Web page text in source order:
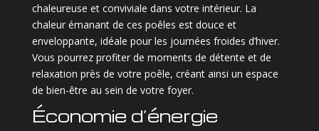
chaleureuse et conviviale dans votre intérieur. La
chaleur émanant de ces poêles est douce et
enveloppante, idéale pour les journées froides d’hiver.
Vous pourrez profiter de moments de détente et de
relaxation près de votre poêle, créant ainsi un espace
de bien-être au sein de votre foyer.
Économie d’énergie